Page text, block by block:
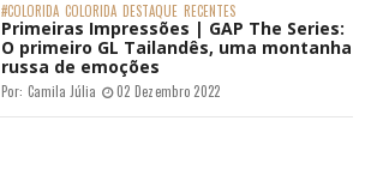
#COLORIDA COLORIDA DESTAQUE RECENTES
Primeiras Impressões | GAP The Series:
O primeiro GL Tailandês, uma montanha
russa de emoções
Por: Camila Júlia 02 Dezembro 2022